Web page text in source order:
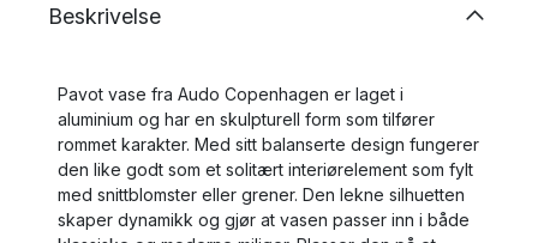
Beskrivelse
Pavot vase fra Audo Copenhagen er laget i
aluminium og har en skulpturell form som tilfører
rommet karakter. Med sitt balanserte design fungerer
den like godt som et solitært interiørelement som fylt
med snittblomster eller grener. Den lekne silhuetten
skaper dynamikk og gjør at vasen passer inn i både